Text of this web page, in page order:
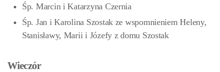
Śp. Marcin i Katarzyna Czernia
Śp. Jan i Karolina Szostak ze wspomnieniem Heleny,
Stanisławy, Marii i Józefy z domu Szostak
Wieczór